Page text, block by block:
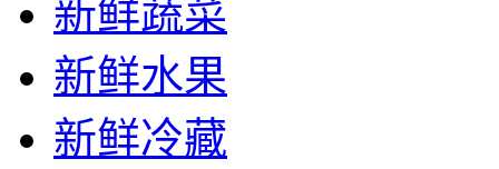
新鲜蔬菜
新鲜水果
新鲜冷藏